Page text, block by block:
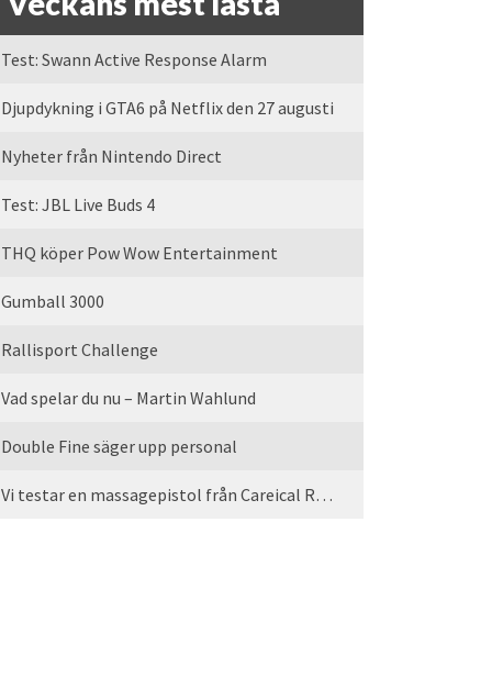
Test: Swann Active Response Alarm
Djupdykning i GTA6 på Netflix den 27 augusti
Nyheter från Nintendo Direct
Test: JBL Live Buds 4
THQ köper Pow Wow Entertainment
Gumball 3000
Rallisport Challenge
Vad spelar du nu – Martin Wahlund
Double Fine säger upp personal
Vi testar en massagepistol från Careical Recovery